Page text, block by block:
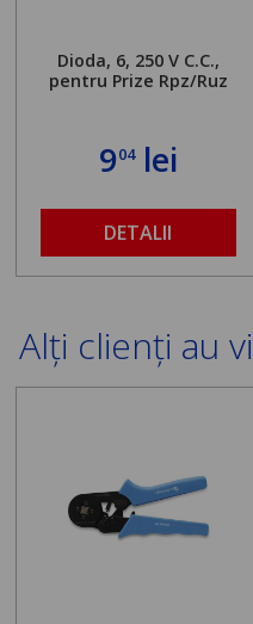
Dioda, 6, 250 V C.C.,
pentru Prize Rpz/Ruz
904lei
DETALII
Alți clienți au